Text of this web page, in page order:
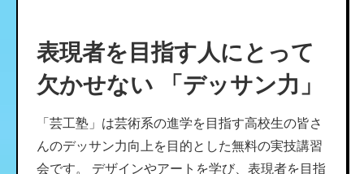
表現者を目指す人にとって
欠かせない 「デッサン力」
「芸工塾」は芸術系の進学を目指す高校生の皆さ
んのデッサン力向上を目的とした無料の実技講習
会です。 デザインやアートを学び、表現者を目指